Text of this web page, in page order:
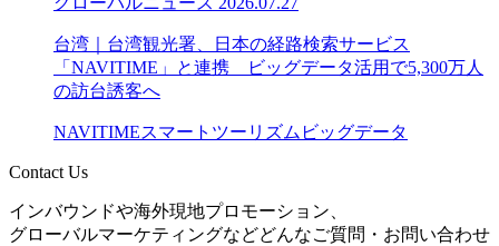
台湾｜台湾観光署、日本の経路検索サービス
「NAVITIME」と連携 ビッグデータ活用で5,300万人
の訪台誘客へ
NAVITIMEスマートツーリズム ビッグデータ
Contact Us
インバウンドや海外現地プロモーション、
グローバルマーケティングなどどんなご質問・お問い合わせ